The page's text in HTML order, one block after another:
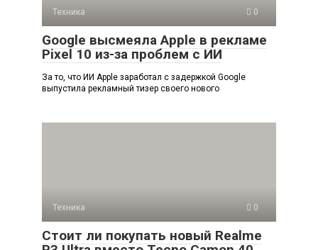
Техника 0
Google высмеяла Apple в рекламе
Pixel 10 из-за проблем с ИИ
За то, что ИИ Apple заработал с задержкой Google
выпустила рекламный тизер своего нового
Техника 0
Стоит ли покупать новый Realme